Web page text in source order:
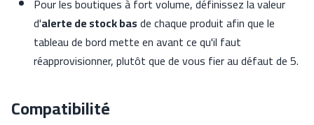
d'alerte de stock basde chaque produit afin que le
tableau de bord mette en avant ce qu'il faut
réapprovisionner, plutôt que de vous fier au défaut de 5.
Compatibilité